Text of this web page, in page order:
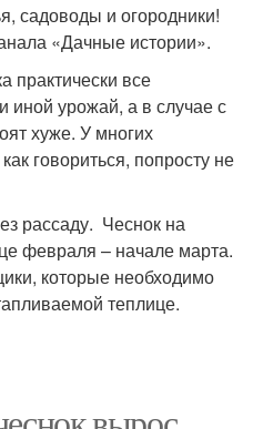
садоводы и огородники!
«Дачные истории».
практически все
иной урожай, а в случае с
хуже. У многих
говориться, попросту не
рассаду. Чеснок на
февраля – начале марта.
которые необходимо
теплице.